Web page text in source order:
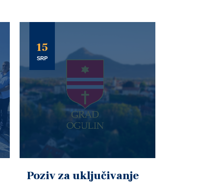
15
SRP
Poziv za uključivanje